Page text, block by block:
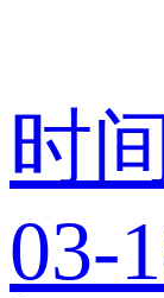
时
03-